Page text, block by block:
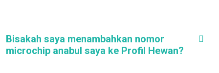
Bisakah saya menambahkan nomor
microchip anabul saya ke Profil Hewan?